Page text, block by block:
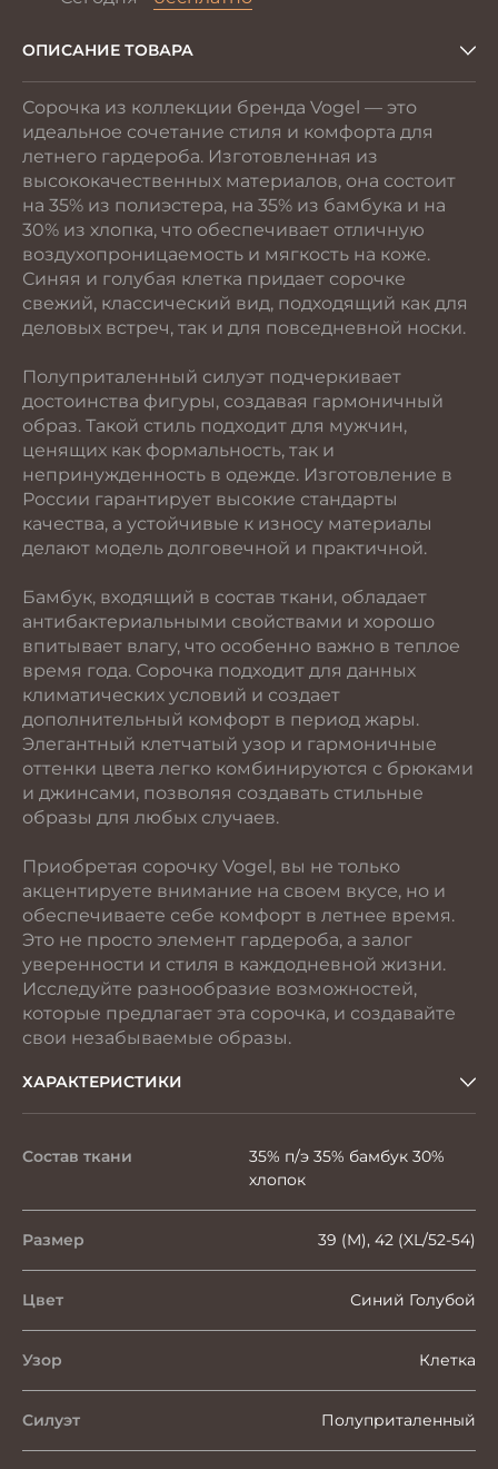
ОПИСАНИЕ ТОВАРА
Сорочка из коллекции бренда Vogel — это
идеальное сочетание стиля и комфорта для
летнего гардероба. Изготовленная из
высококачественных материалов, она состоит
на 35% из полиэстера, на 35% из бамбука и на
30% из хлопка, что обеспечивает отличную
воздухопроницаемость и мягкость на коже.
Синяя и голубая клетка придает сорочке
свежий, классический вид, подходящий как для
деловых встреч, так и для повседневной носки.
Полуприталенный силуэт подчеркивает
достоинства фигуры, создавая гармоничный
образ. Такой стиль подходит для мужчин,
ценящих как формальность, так и
непринужденность в одежде. Изготовление в
России гарантирует высокие стандарты
качества, а устойчивые к износу материалы
делают модель долговечной и практичной.
Бамбук, входящий в состав ткани, обладает
антибактериальными свойствами и хорошо
впитывает влагу, что особенно важно в теплое
время года. Сорочка подходит для данных
климатических условий и создает
дополнительный комфорт в период жары.
Элегантный клетчатый узор и гармоничные
оттенки цвета легко комбинируются с брюками
и джинсами, позволяя создавать стильные
образы для любых случаев.
Приобретая сорочку Vogel, вы не только
акцентируете внимание на своем вкусе, но и
обеспечиваете себе комфорт в летнее время.
Это не просто элемент гардероба, а залог
уверенности и стиля в каждодневной жизни.
Исследуйте разнообразие возможностей,
которые предлагает эта сорочка, и создавайте
свои незабываемые образы.
ХАРАКТЕРИСТИКИ
Состав ткани
35% п/э 35% бамбук 30%
хлопок
Размер 39 (M), 42 (XL/52-54)
Цвет Синий Голубой
Узор Клетка
Силуэт Полуприталенный